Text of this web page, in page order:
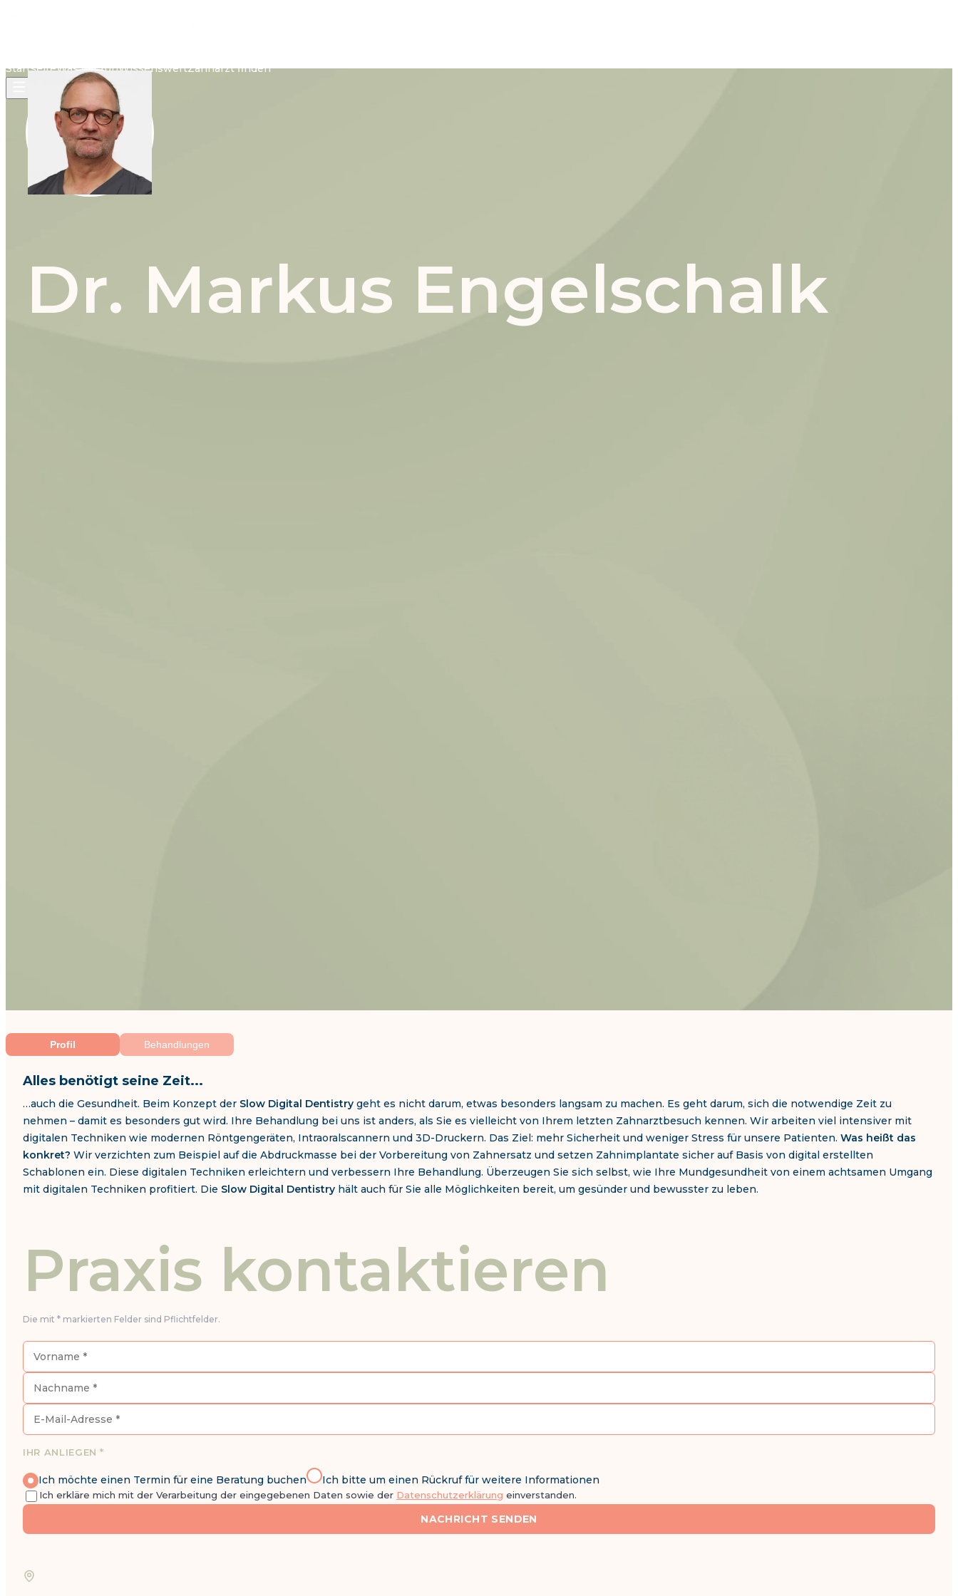
StartseiteWas wir tunWissenswertZahnarzt finden
Dr. Markus Engelschalk
Profil Behandlungen
Alles benötigt seine Zeit...
…auch die Gesundheit. Beim Konzept der Slow Digital Dentistry geht es nicht darum, etwas besonders langsam zu machen. Es geht darum, sich die notwendige Zeit zu
nehmen – damit es besonders gut wird. Ihre Behandlung bei uns ist anders, als Sie es vielleicht von Ihrem letzten Zahnarztbesuch kennen. Wir arbeiten viel intensiver mit
digitalen Techniken wie modernen Röntgengeräten, Intraoralscannern und 3D-Druckern. Das Ziel: mehr Sicherheit und weniger Stress für unsere Patienten. Was heißt das
konkret? Wir verzichten zum Beispiel auf die Abdruckmasse bei der Vorbereitung von Zahnersatz und setzen Zahnimplantate sicher auf Basis von digital erstellten
Schablonen ein. Diese digitalen Techniken erleichtern und verbessern Ihre Behandlung. Überzeugen Sie sich selbst, wie Ihre Mundgesundheit von einem achtsamen Umgang
mit digitalen Techniken profitiert. Die Slow Digital Dentistry hält auch für Sie alle Möglichkeiten bereit, um gesünder und bewusster zu leben.
Praxis kontaktieren
Die mit * markierten Felder sind Pflichtfelder.
IHR ANLIEGEN *
Ich möchte einen Termin für eine Beratung buchen Ich bitte um einen Rückruf für weitere Informationen
Ich erkläre mich mit der Verarbeitung der eingegebenen Daten sowie der Datenschutzerklärung einverstanden.
NACHRICHT SENDEN